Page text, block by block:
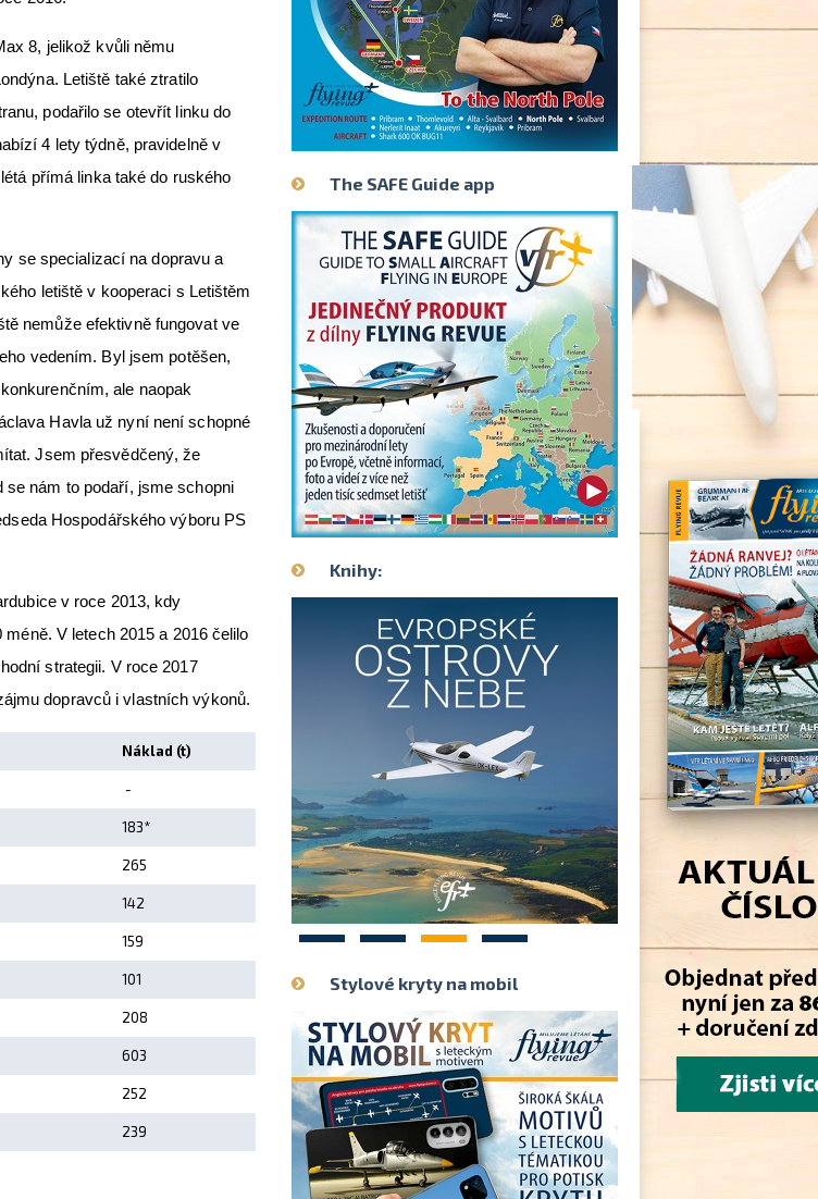
8, jelikož kvůli němu
Letiště také ztratilo
podařilo se otevřít linku do
4 lety týdně, pravidelně v
přímá linka také do ruského
se specializací na dopravu a
letiště v kooperaci s Letištěm
nemůže efektivně fungovat ve
vedením. Byl jsem potěšen,
ale naopak
Havla už nyní není schopné
Jsem přesvědčený, že
se nám to podaří, jsme schopni
Hospodářského výboru PS
v roce 2013, kdy
V letech 2015 a 2016 čelilo
strategii. V roce 2017
dopravců i vlastních výkonů.
Náklad (t)
-
183*
265
142
159
101
208
603
252
239
The SAFE Guide app
Knihy:
1 2 3 4
Stylové kryty na mobil